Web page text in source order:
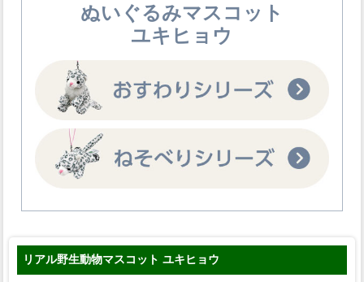
ぬいぐるみマスコット
ユキヒョウ
リアル野生動物マスコット ユキヒョウ